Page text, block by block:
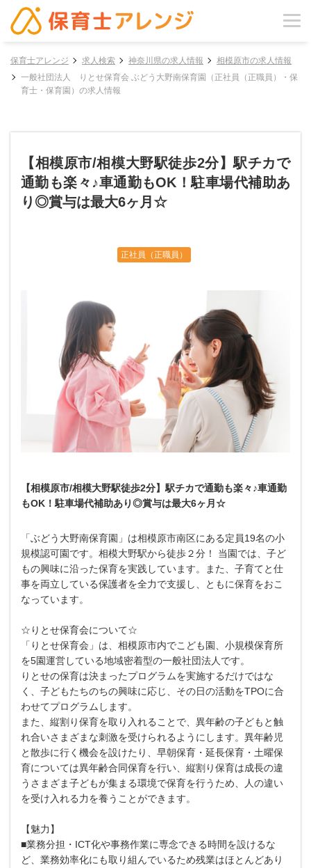
保育士アレンジ 求人検索 神奈川県の求人情報
相模原市の求人情報
一般社団法人 りとせ保育会 ぶどう大野南保育園（正社員（正職員）・保
育士・保育園）の求人情報
【相模原市/相模大野駅徒歩2分】駅チカで
通勤も楽々♪車通勤もOK！駐車場代補助あ
り◎賞与は最大6ヶ月☆
正社員（正職員）
【相模原市/相模大野駅徒歩2分】駅チカで通勤も楽々♪車通勤
もOK！駐車場代補助あり◎賞与は最大6ヶ月☆
「ぶどう大野南保育園」は相模原市南区にある定員19名の小
規模認可園です。相模大野駅から徒歩２分！ 当園では、子ど
もの興味に沿った保育を実践しています。また、子育てと仕
事を両立している保護者を全力で支援し、ともに保育をおこ
なっています。
☆りとせ保育会について☆
「りとせ保育会」は、相模原市内でこども園、小規模保育所
を5園運営している地域密着型の一般社団法人です。
りとせの保育は決まったプログラムを実施するだけではな
く、子どもたちのちの興味に応じ、その日の活動をTPOに合
わせてプログラムします。
また、縦割り保育を取り入れることで、異年齢の子どもと触
れ合いさまざまな刺激を受けられるようにします。異年齢児
と散歩に行く機会を設けたり、早朝保育・延長保育・土曜保
育については異年齢合同保育を行い、縦割り保育は成長の違
うさまざま子どもが集まる環境で保育を行うため、人の違い
を受け入れる力を養うことができます。
【魅力】
■業務分担・ICT化や事務作業に専念できる時間を設けるな
ど、業務効率化にも取り組んでいるため残業はほとんどあり